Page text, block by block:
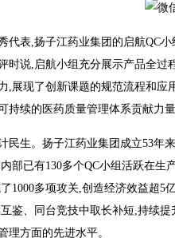
代表,扬子江药业集团的启航QC
时说,启航小组充分展示产品全
,展现了创新课题的规范流程和
持续的医药质量管理体系贡献力量
民生。扬子江药业集团成立53年
部已有130多个QC小组活跃在
1000多项攻关,创造经济效益超5
鉴、同台竞技中取长补短,持续
理方面的先进水平。